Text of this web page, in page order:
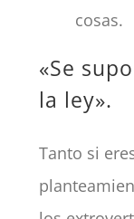
cosas.
«Se
la ley».
Tanto si